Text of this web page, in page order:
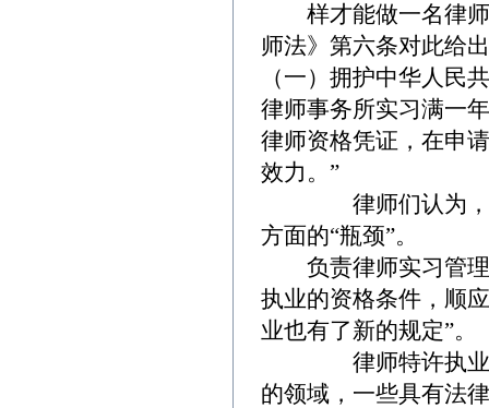
样才能做一名律师
师法》第六条对此给
（一）拥护中华人民
律师事务所实习满一
律师资格凭证，在申
效力。”
律师们认为，这条
方面的“瓶颈”。
负责律师实习管理
执业的资格条件，顺
业也有了新的规定”。
律师特许执业制度
的领域，一些具有法